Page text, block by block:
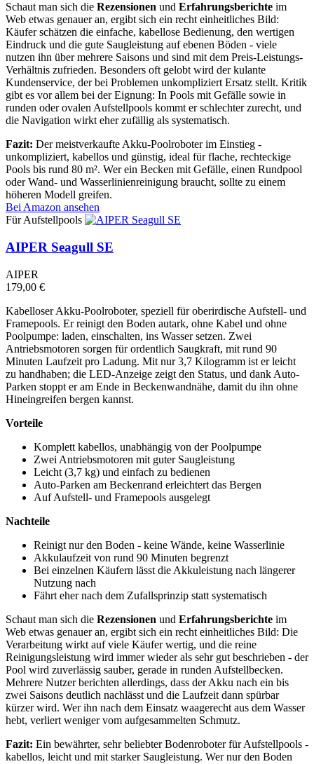
Schaut man sich die Rezensionen und Erfahrungsberichte im
Web etwas genauer an, ergibt sich ein recht einheitliches Bild:
Käufer schätzen die einfache, kabellose Bedienung, den wertigen
Eindruck und die gute Saugleistung auf ebenen Böden - viele
nutzen ihn über mehrere Saisons und sind mit dem Preis-Leistungs-
Verhältnis zufrieden. Besonders oft gelobt wird der kulante
Kundenservice, der bei Problemen unkompliziert Ersatz stellt. Kritik
gibt es vor allem bei der Eignung: In Pools mit Gefälle sowie in
runden oder ovalen Aufstellpools kommt er schlechter zurecht, und
die Navigation wirkt eher zufällig als systematisch.
Fazit: Der meistverkaufte Akku-Poolroboter im Einstieg -
unkompliziert, kabellos und günstig, ideal für flache, rechteckige
Pools bis rund 80 m². Wer ein Becken mit Gefälle, einen Rundpool
oder Wand- und Wasserlinienreinigung braucht, sollte zu einem
höheren Modell greifen.
Bei Amazon ansehen
Für Aufstellpools
AIPER Seagull SE
AIPER
179,00 €
Kabelloser Akku-Poolroboter, speziell für oberirdische Aufstell- und
Framepools. Er reinigt den Boden autark, ohne Kabel und ohne
Poolpumpe: laden, einschalten, ins Wasser setzen. Zwei
Antriebsmotoren sorgen für ordentlich Saugkraft, mit rund 90
Minuten Laufzeit pro Ladung. Mit nur 3,7 Kilogramm ist er leicht
zu handhaben; die LED-Anzeige zeigt den Status, und dank Auto-
Parken stoppt er am Ende in Beckenwandnähe, damit du ihn ohne
Hineingreifen bergen kannst.
Vorteile
Komplett kabellos, unabhängig von der Poolpumpe
Zwei Antriebsmotoren mit guter Saugleistung
Leicht (3,7 kg) und einfach zu bedienen
Auto-Parken am Beckenrand erleichtert das Bergen
Auf Aufstell- und Framepools ausgelegt
Nachteile
Reinigt nur den Boden - keine Wände, keine Wasserlinie
Akkulaufzeit von rund 90 Minuten begrenzt
Bei einzelnen Käufern lässt die Akkuleistung nach längerer
Nutzung nach
Fährt eher nach dem Zufallsprinzip statt systematisch
Schaut man sich die Rezensionen und Erfahrungsberichte im
Web etwas genauer an, ergibt sich ein recht einheitliches Bild: Die
Verarbeitung wirkt auf viele Käufer wertig, und die reine
Reinigungsleistung wird immer wieder als sehr gut beschrieben - der
Pool wird zuverlässig sauber, gerade in runden Aufstellbecken.
Mehrere Nutzer berichten allerdings, dass der Akku nach ein bis
zwei Saisons deutlich nachlässt und die Laufzeit dann spürbar
kürzer wird. Wer ihn nach dem Einsatz waagerecht aus dem Wasser
hebt, verliert weniger vom aufgesammelten Schmutz.
Fazit: Ein bewährter, sehr beliebter Bodenroboter für Aufstellpools -
kabellos, leicht und mit starker Saugleistung. Wer nur den Boden